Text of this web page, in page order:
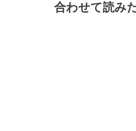
合わせて読み